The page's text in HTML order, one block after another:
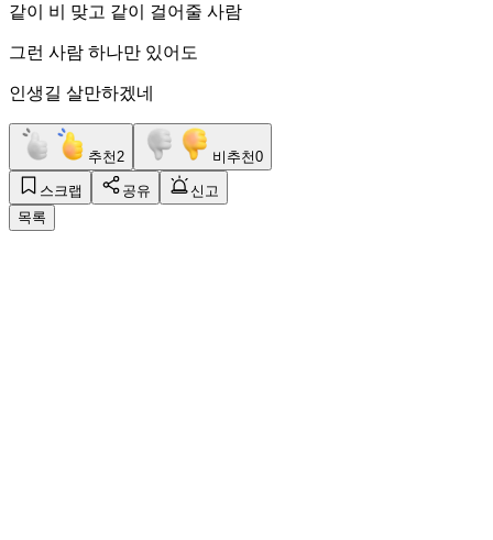
같이 비 맞고 같이 걸어줄 사람
그런 사람 하나만 있어도
인생길 살만하겠네
추천 2 비추천0
스크랩 공유
신고
목록